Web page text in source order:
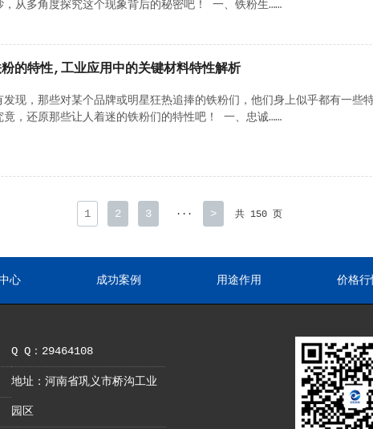
，从多角度探究这个现象背后的秘密吧！ 一、铁粉生……
的特性,工业应用中的关键材料特性解析
发现，那些对某个品牌或明星狂热追捧的铁粉们，他们身上似乎都有一些
竟，还原那些让人着迷的铁粉们的特性吧！ 一、忠诚……
1 2 3 ··· > 共 150 页
心 成功案例 用途作用 价格行
Q Q：29464108
地址：河南省巩义市桥沟工业
园区